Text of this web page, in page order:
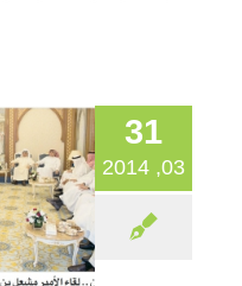
31
03, 2014